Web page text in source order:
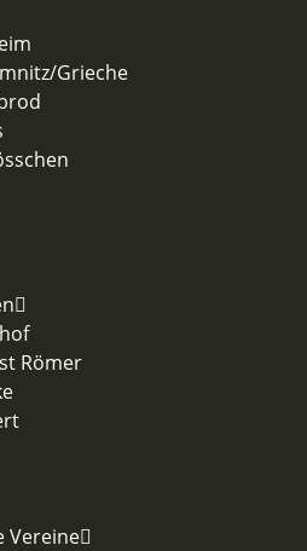
Grieche
Römer
Vereine